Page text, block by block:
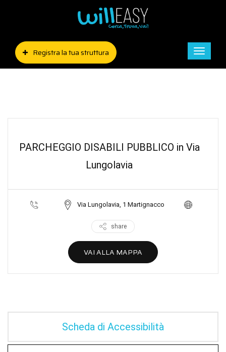
Registra la tua struttura
Toggle
PARCHEGGIO DISABILI PUBBLICO in Via
Lungolavia
Via Lungolavia, 1 Martignacco
share
VAI ALLA MAPPA
Scheda di Accessibilità